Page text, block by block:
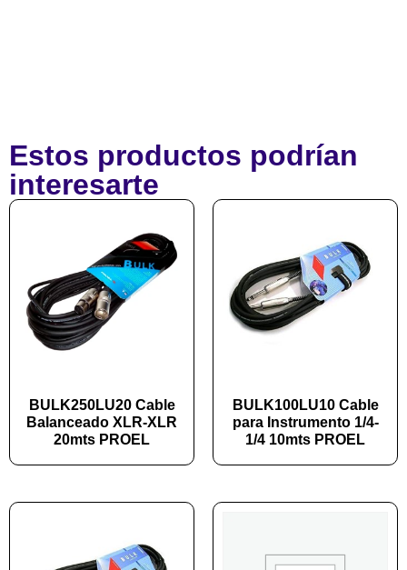
Estos productos podrían
interesarte
BULK250LU20 Cable
Balanceado XLR-XLR
20mts PROEL
BULK100LU10 Cable
para Instrumento 1/4-
1/4 10mts PROEL